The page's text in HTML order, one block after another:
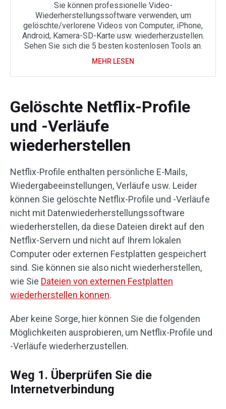
Sie können professionelle Video-
Wiederherstellungssoftware verwenden, um
gelöschte/verlorene Videos von Computer, iPhone,
Android, Kamera-SD-Karte usw. wiederherzustellen.
Sehen Sie sich die 5 besten kostenlosen Tools an.
MEHR LESEN
Gelöschte Netflix-Profile
und -Verläufe
wiederherstellen
Netflix-Profile enthalten persönliche E-Mails,
Wiedergabeeinstellungen, Verläufe usw. Leider
können Sie gelöschte Netflix-Profile und -Verläufe
nicht mit Datenwiederherstellungssoftware
wiederherstellen, da diese Dateien direkt auf den
Netflix-Servern und nicht auf Ihrem lokalen
Computer oder externen Festplatten gespeichert
sind. Sie können sie also nicht wiederherstellen,
wie Sie Dateien von externen Festplatten
wiederherstellen können.
Aber keine Sorge, hier können Sie die folgenden
Möglichkeiten ausprobieren, um Netflix-Profile und
-Verläufe wiederherzustellen.
Weg 1. Überprüfen Sie die
Internetverbindung